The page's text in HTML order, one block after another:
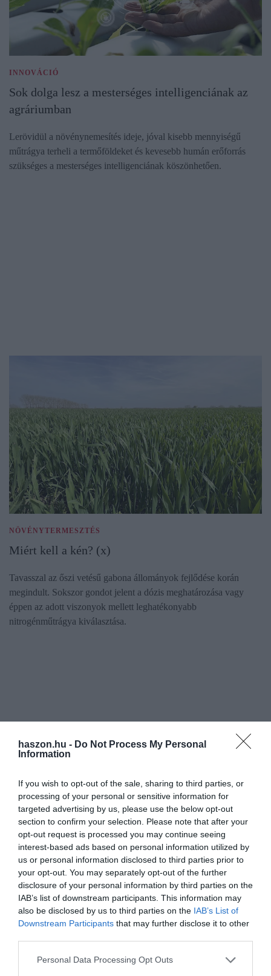
haszon.hu - Do Not Process My Personal
Information
If you wish to opt-out of the sale, sharing to third parties, or
processing of your personal or sensitive information for
targeted advertising by us, please use the below opt-out
section to confirm your selection. Please note that after your
opt-out request is processed you may continue seeing
interest-based ads based on personal information utilized by
us or personal information disclosed to third parties prior to
your opt-out. You may separately opt-out of the further
disclosure of your personal information by third parties on the
IAB’s list of downstream participants. This information may
also be disclosed by us to third parties on the IAB’s List of
Downstream Participants that may further disclose it to other
Please note that this website/app uses one or more Google
Personal Data Processing Opt Outs
INNOVÁCIÓ
Sok dolga lesz a mesterséges intelligenciának az
agráriumban
Lerövidül a növénynemesítés ideje, jóval kisebb mennyiségű
műtrágya terheli a termőföldeket és kevesebb humán erőforrás
szükséges a mesterséges intelligenciának köszönhetően.
NÖVÉNYTERMESZTÉS
Miért kell a kén? (x)
Tavasszal az őszi vetésű gabona állományok fejlődése korán
megindult. Sokszor gondot jelent a dózis meghatározása vagy
éppen az adott viszonyok mellett leghatékonyabb
nitrogénműtrágya kiválasztása.